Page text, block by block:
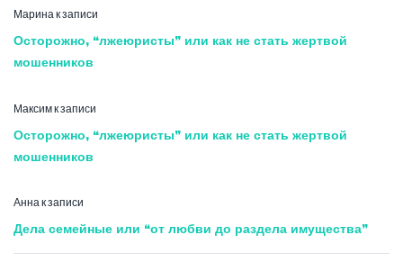
Маринак записи
Осторожно, “лжеюристы” или как не стать жертвой
мошенников
Максимк записи
Осторожно, “лжеюристы” или как не стать жертвой
мошенников
Аннак записи
Дела семейные или “от любви до раздела имущества”